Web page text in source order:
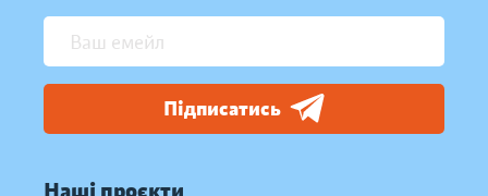
Підписатись